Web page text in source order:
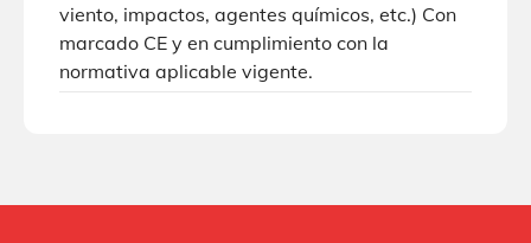
viento, impactos, agentes químicos, etc.) Con
marcado CE y en cumplimiento con la
normativa aplicable vigente.